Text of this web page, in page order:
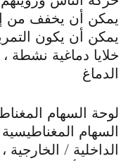
. يمكن أن يخفف من
خلايا دماغية نشطة
الدماغ
لوحة السهام
السهام
الداخلية /